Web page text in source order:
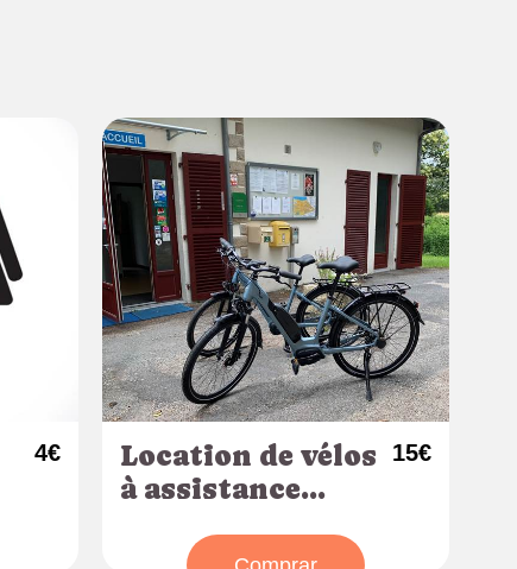
4€
Location de vélos
à assistance
15€